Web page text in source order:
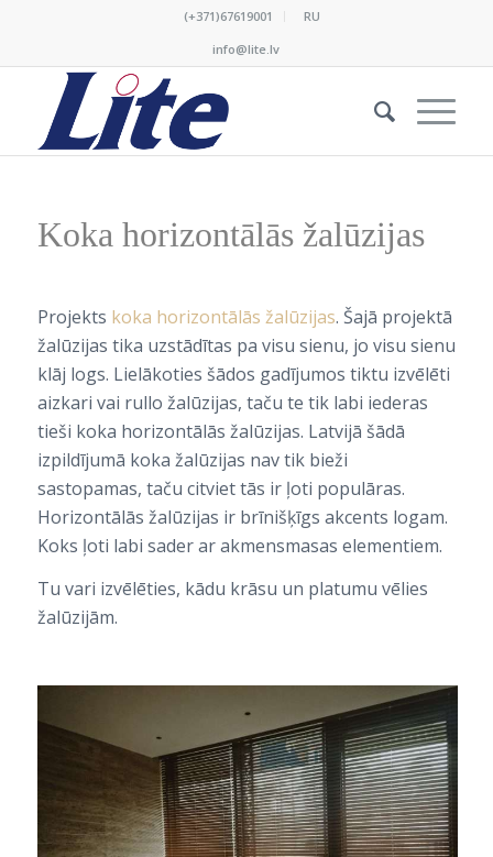
(+371)67619001
RU
info@lite.lv
Koka horizontālās žalūzijas
Projekts koka horizontālās žalūzijas. Šajā projektā
žalūzijas tika uzstādītas pa visu sienu, jo visu sienu
klāj logs. Lielākoties šādos gadījumos tiktu izvēlēti
aizkari vai rullo žalūzijas, taču te tik labi iederas
tieši koka horizontālās žalūzijas. Latvijā šādā
izpildījumā koka žalūzijas nav tik bieži
sastopamas, taču citviet tās ir ļoti populāras.
Horizontālās žalūzijas ir brīnišķīgs akcents logam.
Koks ļoti labi sader ar akmensmasas elementiem.
Tu vari izvēlēties, kādu krāsu un platumu vēlies
žalūzijām.